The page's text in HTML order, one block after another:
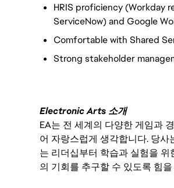
HRIS proficiency (Workday
ServiceNow) and Google
Comfortable with Shared
Strong stakeholder
Electronic Arts 소개
EA는 전 세계의 다양한 게임과
어 자랑스럽게 생각합니다. 당
는 리더십부터 학습과 실험을
의 기회를 추구할 수 있도록 힘